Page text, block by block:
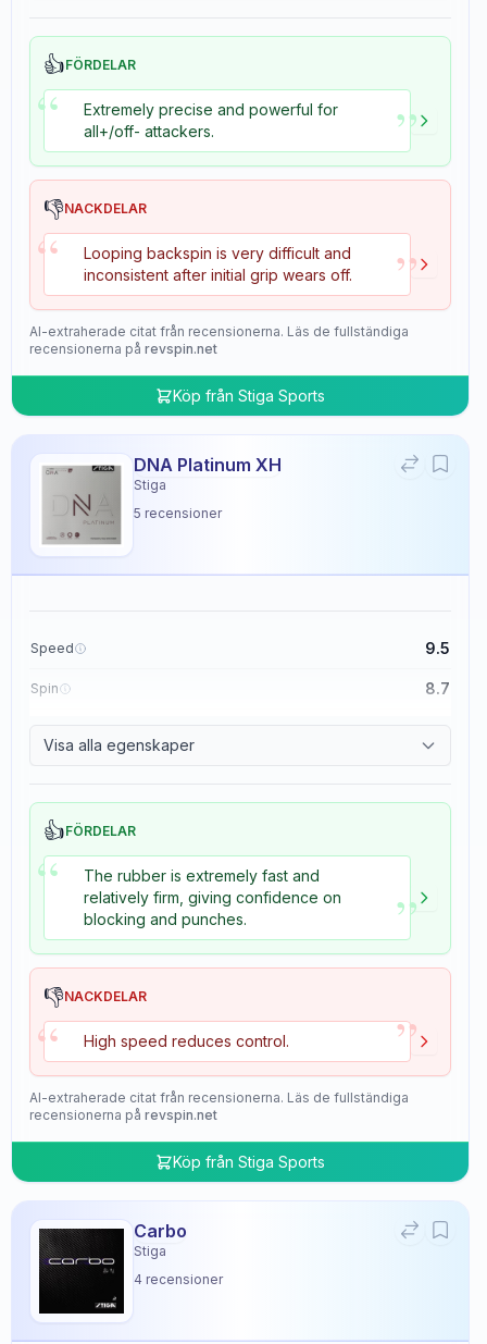
👍FÖRDELAR
“
Extremely precise and powerful for
all+/off- attackers.
”
👎NACKDELAR
“
Looping backspin is very difficult and
inconsistent after initial grip wears off.
”
AI-extraherade citat från recensionerna. Läs de fullständiga
recensionerna på revspin.net
Köp från Stiga Sports
DNA Platinum XH
Stiga
5 recensioner
Speed 9.5
Spin 8.7
Visa alla egenskaper
👍FÖRDELAR
“
The rubber is extremely fast and
relatively firm, giving confidence on
blocking and punches.
”
👎NACKDELAR
“ High speed reduces control. ”
AI-extraherade citat från recensionerna. Läs de fullständiga
recensionerna på revspin.net
Köp från Stiga Sports
Carbo
Stiga
4 recensioner